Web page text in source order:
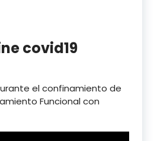
covid19
el confinamiento de
Funcional con